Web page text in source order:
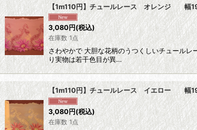
【1m110円】チュールレース オレンジ
3,080円(税込)
在庫数 1点
さわやかで 大胆な花柄のうつくしいチュール
り実物は若干色目が異…
【1m110円】チュールレース イエロー
3,080円(税込)
在庫数 1点